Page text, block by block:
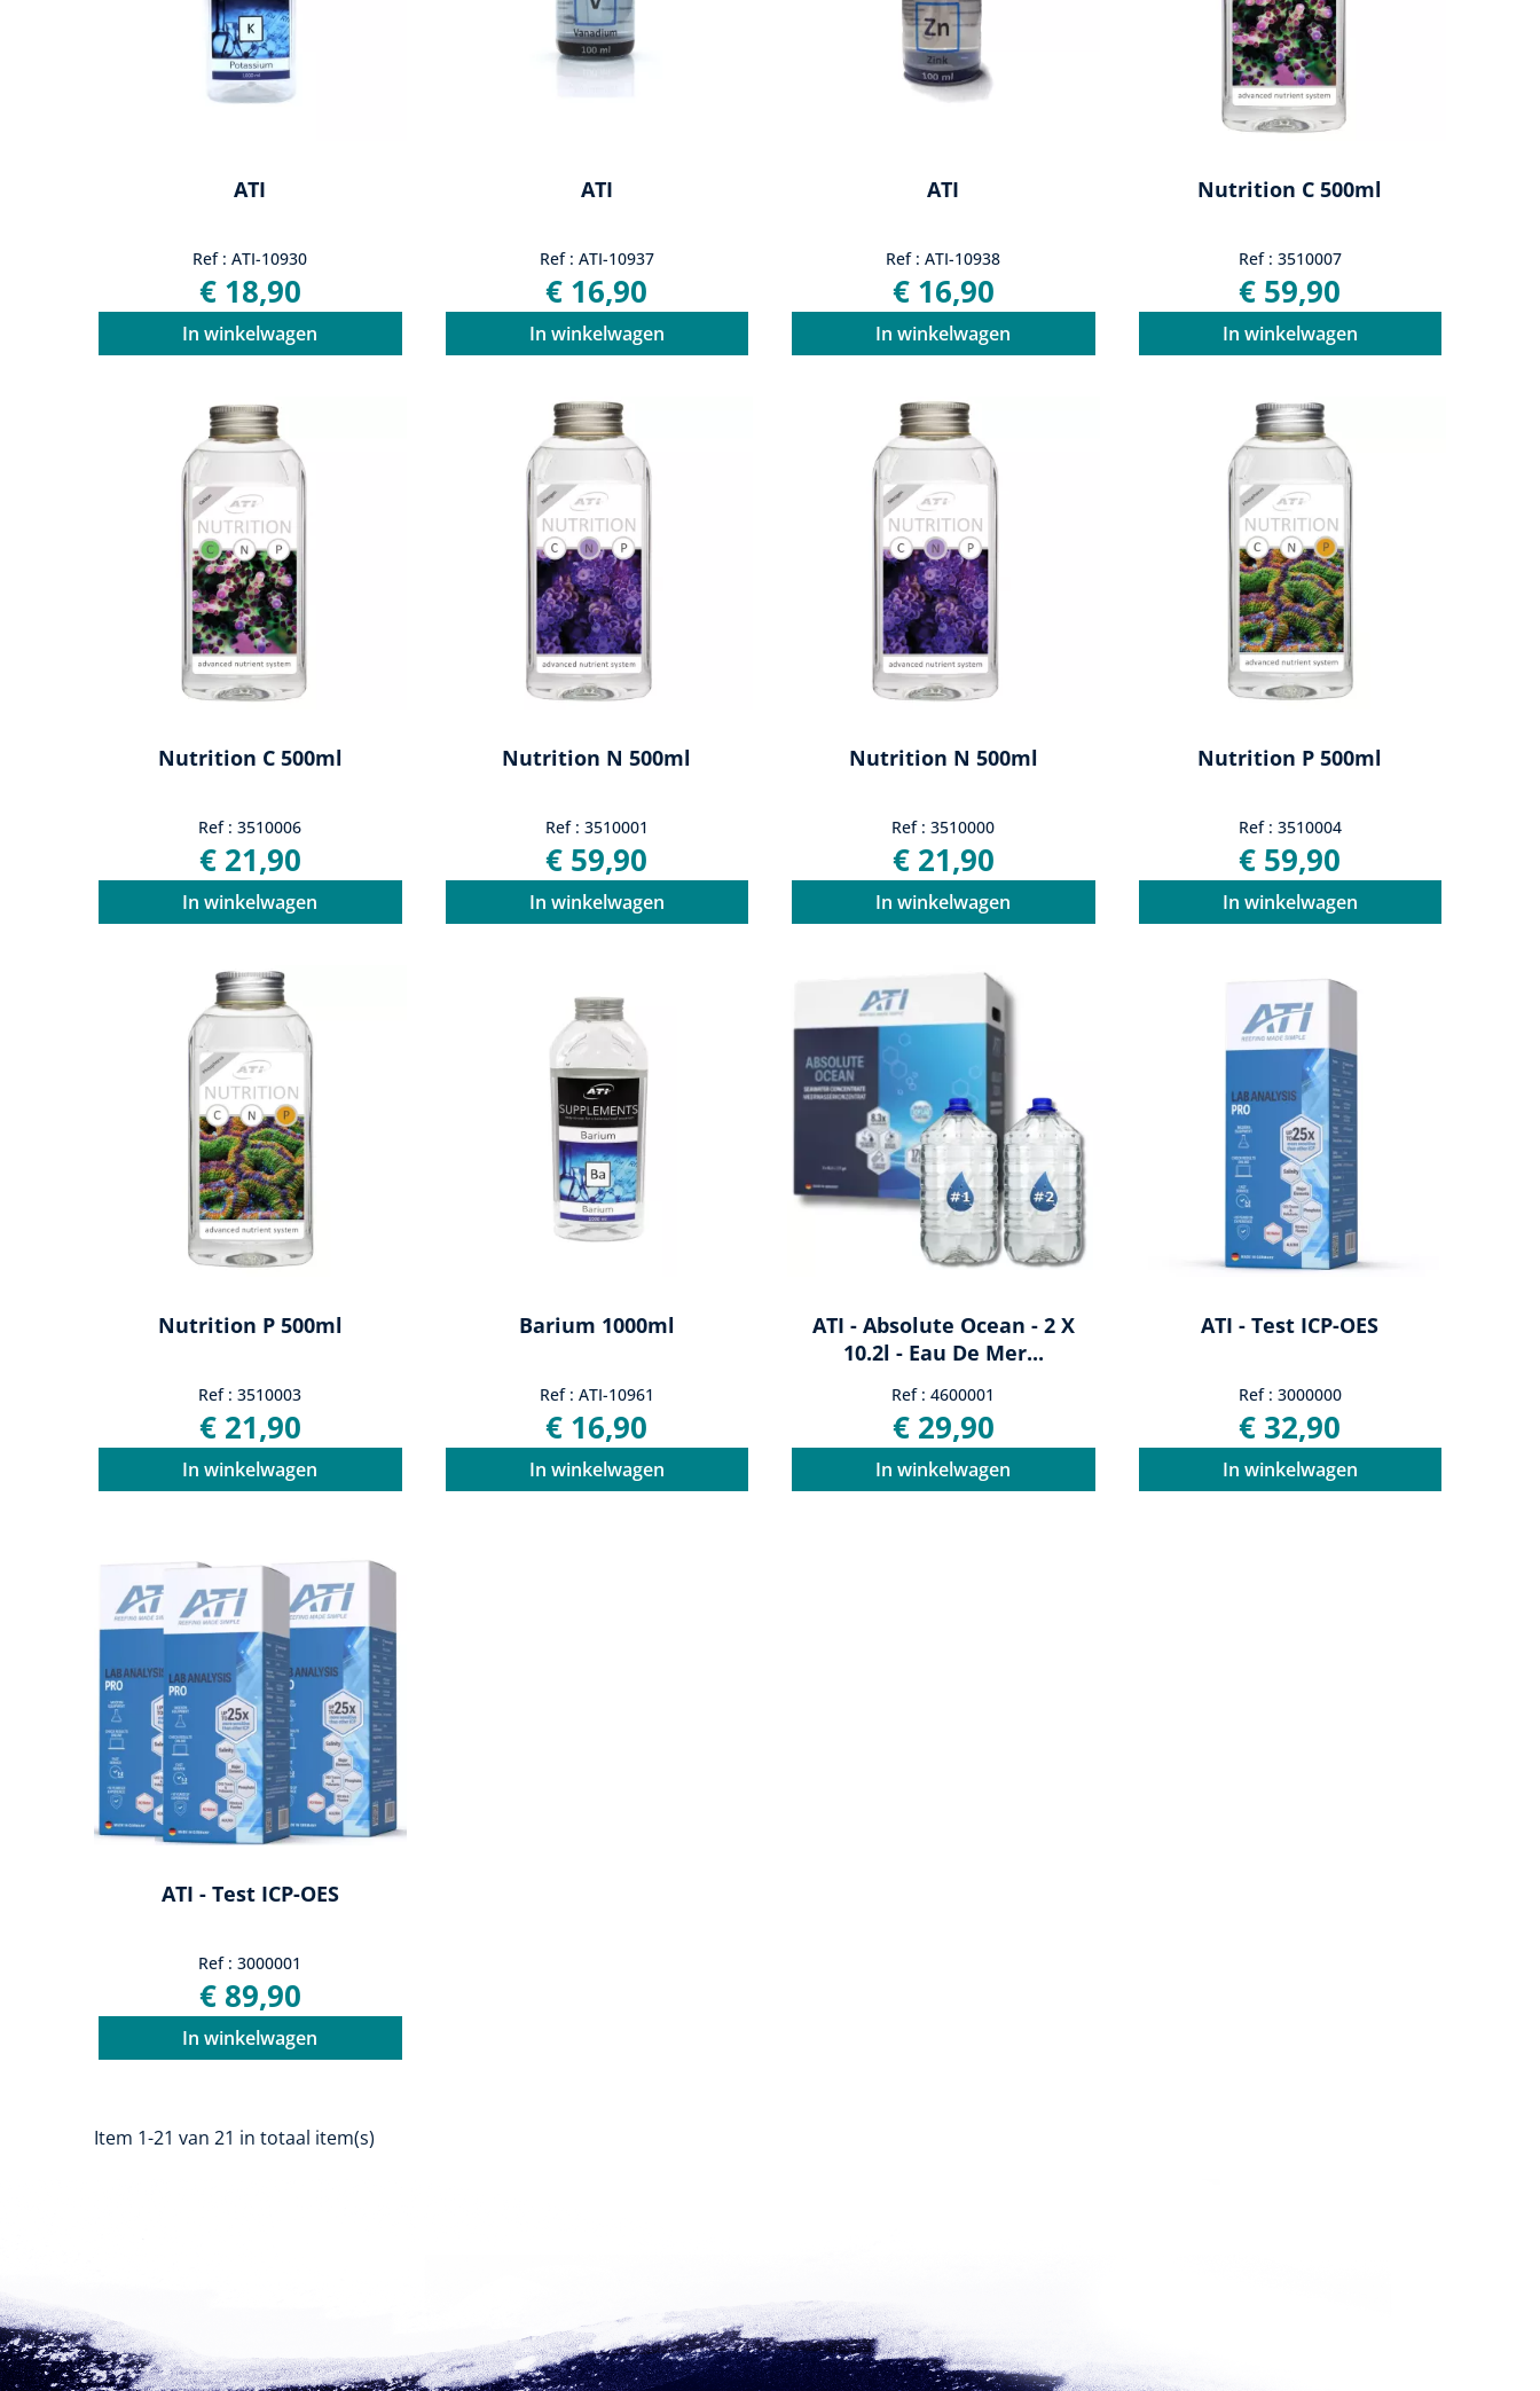
ATI
Ref : ATI-10930
€ 18,90
In winkelwagen
ATI
Ref : ATI-10937
€ 16,90
In winkelwagen
ATI
Ref : ATI-10938
€ 16,90
In winkelwagen
Nutrition C 500ml
Ref : 3510007
€ 59,90
In winkelwagen
Nutrition C 500ml
Ref : 3510006
€ 21,90
In winkelwagen
Nutrition N 500ml
Ref : 3510001
€ 59,90
In winkelwagen
Nutrition N 500ml
Ref : 3510000
€ 21,90
In winkelwagen
Nutrition P 500ml
Ref : 3510004
€ 59,90
In winkelwagen
Nutrition P 500ml
Ref : 3510003
€ 21,90
In winkelwagen
Barium 1000ml
Ref : ATI-10961
€ 16,90
In winkelwagen
ATI - Absolute Ocean - 2 X
10.2l - Eau De Mer...
Ref : 4600001
€ 29,90
In winkelwagen
ATI - Test ICP-OES
Ref : 3000000
€ 32,90
In winkelwagen
ATI - Test ICP-OES
Ref : 3000001
€ 89,90
In winkelwagen
Item 1-21 van 21 in totaal item(s)